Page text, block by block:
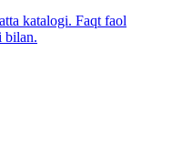
katalogi. Faqt faol
bilan.